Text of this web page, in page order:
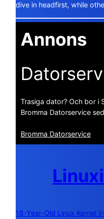
dive in headfirst, while
Annons
Trasiga dator? Och bor i
Bromma Datorservice
Bromma Datorservice
18-Year-Old Linux Kernel